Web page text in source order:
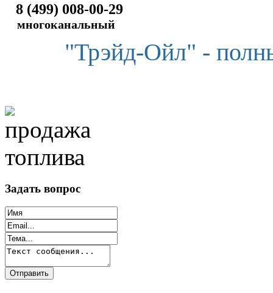
8 (499) 008-00-29
многоканальный
"Трэйд-Ойл" -
Задать вопрос